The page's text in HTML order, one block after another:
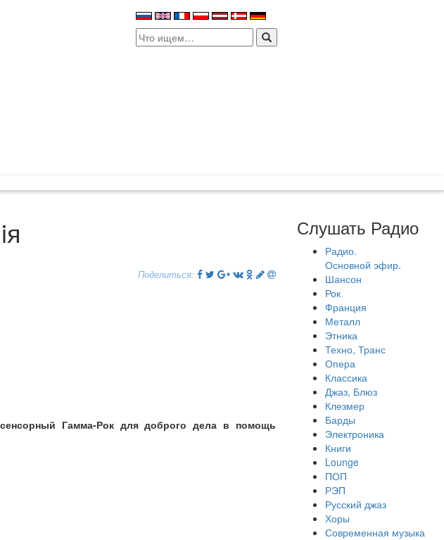
Search
for:
Поделиться:
Гамма-Рок для доброго дела в помощь
Слушать Радио
Радио.
Основной эфир.
Шансон
Рок
Франция
Металл
Этника
Техно, Транс
Опера
Классика
Джаз, Блюз
Клезмер
Барды
Электроника
Книги
Lounge
ПОП
РЭП
Русский джаз
Хоры
Современная музыка